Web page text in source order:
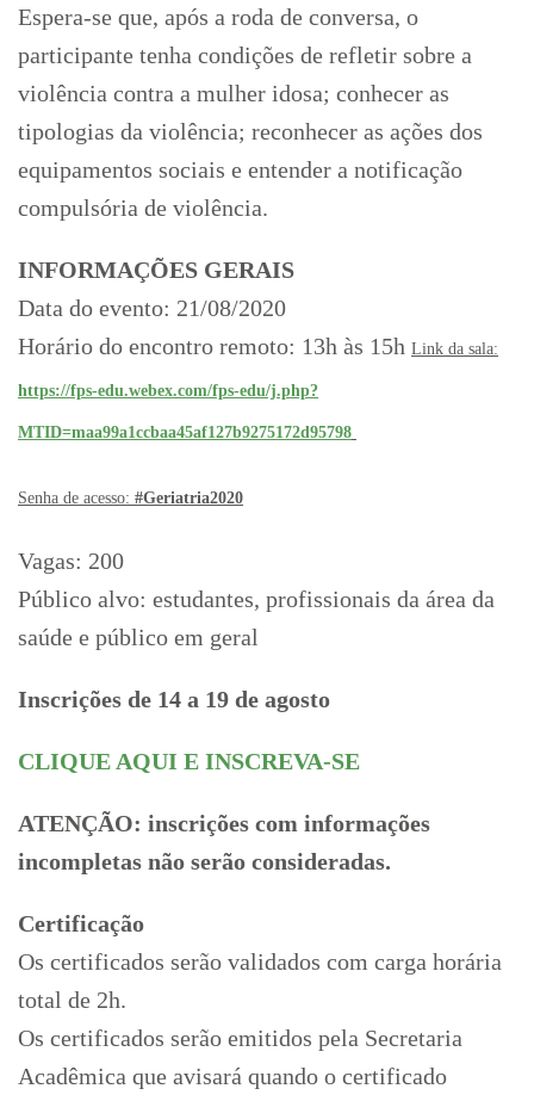
Espera-se que, após a roda de conversa, o
participante tenha condições de refletir sobre a
violência contra a mulher idosa; conhecer as
tipologias da violência; reconhecer as ações dos
equipamentos sociais e entender a notificação
compulsória de violência.
INFORMAÇÕES GERAIS
Data do evento: 21/08/2020
Horário do encontro remoto: 13h às 15h Link da sala:
https://fps-edu.webex.com/fps-edu/j.php?
MTID=maa99a1ccbaa45af127b9275172d95798
Senha de acesso: #Geriatria2020
Vagas: 200
Público alvo: estudantes, profissionais da área da
saúde e público em geral
Inscrições de 14 a 19 de agosto
CLIQUE AQUI E INSCREVA-SE
ATENÇÃO: inscrições com informações
incompletas não serão consideradas.
Certificação
Os certificados serão validados com carga horária
total de 2h.
Os certificados serão emitidos pela Secretaria
Acadêmica que avisará quando o certificado